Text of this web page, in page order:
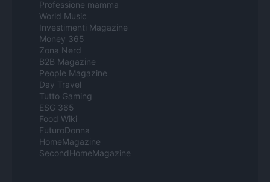
Professione mamma
World Music
Investimenti Magazine
Money 365
Zona Nerd
B2B Magazine
People Magazine
Day Travel
Tutto Gaming
ESG 365
Food Wiki
FuturoDonna
HomeMagazine
SecondHomeMagazine